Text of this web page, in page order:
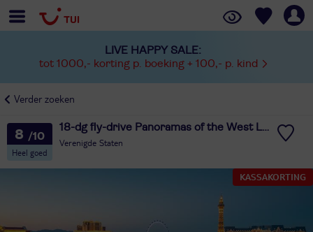
LIVE HAPPY SALE:
tot 1000,- korting p. boeking + 100,- p. kind
Verder zoeken
8
Heel goed
18-dg fly-drive Panoramas of the West Los Angeles
Verenigde Staten
KASSAKORTING